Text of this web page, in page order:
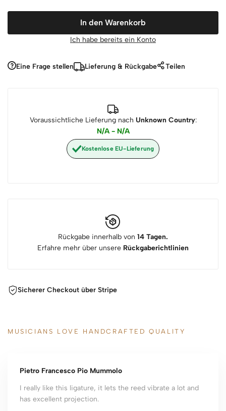
In den Warenkorb
Ich habe bereits ein Konto
Eine Frage stellen Lieferung & Rückgabe Teilen
Voraussichtliche Lieferung nach Unknown Country:
N/A - N/A
Kostenlose EU-Lieferung
Rückgabe innerhalb von 14 Tagen.
Erfahre mehr über unsere Rückgaberichtlinien
Sicherer Checkout über Stripe
MUSICIANS LOVE HANDCRAFTED QUALITY
Pietro Francesco Pio Mummolo
I really like this ligature, it lets the reed vibrate a lot and
has excellent projection.